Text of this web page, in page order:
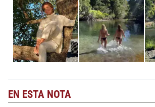
EN ESTA NOTA